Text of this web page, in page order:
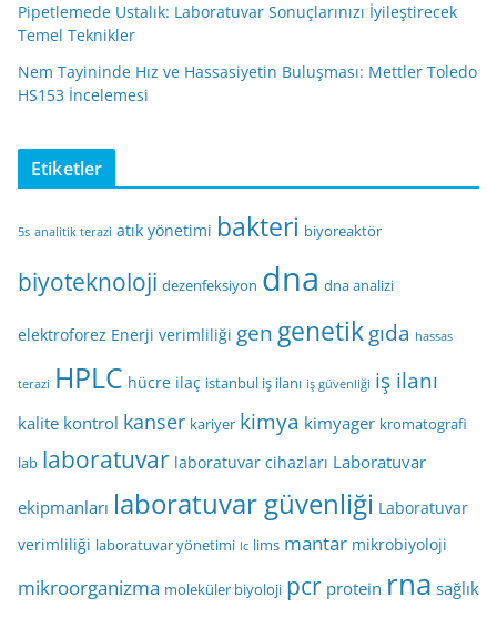
Pipetlemede Ustalık: Laboratuvar Sonuçlarınızı İyileştirecek
Temel Teknikler
Nem Tayininde Hız ve Hassasiyetin Buluşması: Mettler Toledo
HS153 İncelemesi
Etiketler
5s analitik terazi atık yönetimi bakteri biyoreaktör
biyoteknoloji dezenfeksiyon dna dna analizi
elektroforez Enerji verimliliği gen genetikgıda hassas
terazi HPLC hücre ilaç istanbul iş ilanı iş güvenliği iş ilanı
kalite kontrol kanser kariyer kimya kimyager kromatografi
lab laboratuvar laboratuvar cihazları Laboratuvar
ekipmanları laboratuvar güvenliği Laboratuvar
verimliliği laboratuvar yönetimi lc lims mantar mikrobiyoloji
mikroorganizma moleküler biyoloji pcr protein rna sağlık